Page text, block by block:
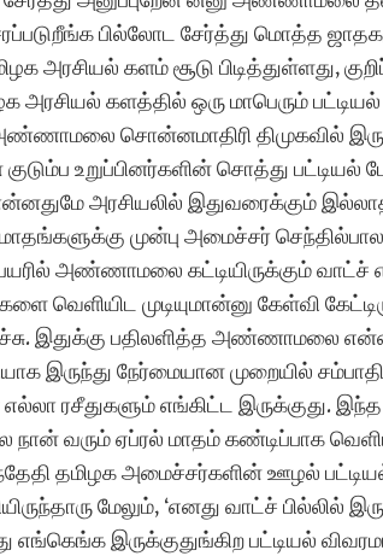
பில்லோட சேர்த்து மொத்த
அரசியல் களம் சூடு பிடித்துள்ளது,
அரசியல் களத்தில் ஒரு மாபெரும்
சொன்னமாதிரி திமுகவில்
உறுப்பினர்களின் சொத்து
அரசியலில் இதுவரைக்கும்
மாதங்களுக்கு முன்பு அமைச்சர்
அண்ணாமலை கட்டியிருக்கும் வாட்ச்
வெளியிட முடியுமான்னு கேள்வி
இதுக்கு பதிலளித்த அண்ணாமலை
இருந்து நேர்மையான முறையில்
ரசீதுகளும் எங்கிட்ட இருக்குது.
நான் வரும் ஏப்ரல் மாதம் கண்டிப்பாக
தமிழக அமைச்சர்களின் ஊழல்
மேலும், ‘எனது வாட்ச் பில்லில்
இருக்குதுங்கிற பட்டியல்